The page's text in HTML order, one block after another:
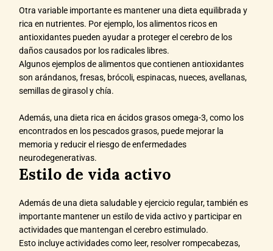
Otra variable importante es mantener una dieta equilibrada y
rica en nutrientes. Por ejemplo, los alimentos ricos en
antioxidantes pueden ayudar a proteger el cerebro de los
daños causados por los radicales libres.
Algunos ejemplos de alimentos que contienen antioxidantes
son arándanos, fresas, brócoli, espinacas, nueces, avellanas,
semillas de girasol y chía.
Además, una dieta rica en ácidos grasos omega-3, como los
encontrados en los pescados grasos, puede mejorar la
memoria y reducir el riesgo de enfermedades
neurodegenerativas.
Estilo de vida activo
Además de una dieta saludable y ejercicio regular, también es
importante mantener un estilo de vida activo y participar en
actividades que mantengan el cerebro estimulado.
Esto incluye actividades como leer, resolver rompecabezas,